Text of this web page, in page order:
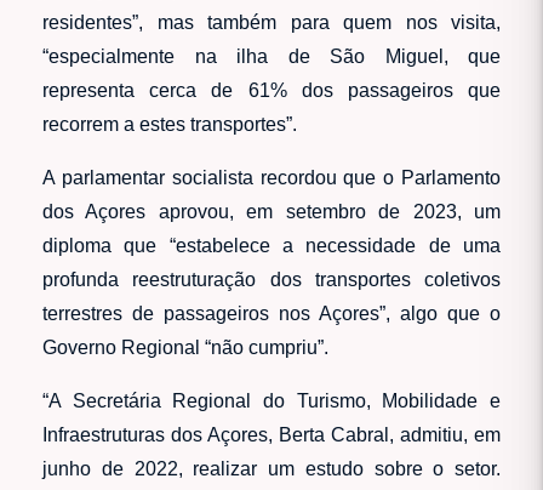
residentes”, mas também para quem nos visita,
“especialmente na ilha de São Miguel, que
representa cerca de 61% dos passageiros que
recorrem a estes transportes”.
A parlamentar socialista recordou que o Parlamento
dos Açores aprovou, em setembro de 2023, um
diploma que “estabelece a necessidade de uma
profunda reestruturação dos transportes coletivos
terrestres de passageiros nos Açores”, algo que o
Governo Regional “não cumpriu”.
“A Secretária Regional do Turismo, Mobilidade e
Infraestruturas dos Açores, Berta Cabral, admitiu, em
junho de 2022, realizar um estudo sobre o setor.